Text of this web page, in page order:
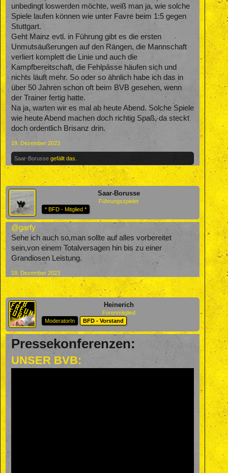
unbedingt loswerden möchte, weiß man ja, wie solche
Spiele laufen können wie unter Favre beim 1:5 gegen
Stuttgart.
Geht Mainz evtl. in Führung gibt es die ersten
Unmutsäußerungen auf den Rängen, die Mannschaft
verliert komplett die Linie und auch die
Kampfbereitschaft, die Fehlpässe häufen sich und
nichts läuft mehr. So oder so ähnlich habe ich das in
über 50 Jahren schon oft beim BVB gesehen, wenn
der Trainer fertig hatte.
Na ja, warten wir es mal ab heute Abend. Solche Spiele
wie heute Abend machen doch richtig Spaß, da steckt
doch ordentlich Brisanz drin.
19. Dezember 2023
Saar-Borusse gefällt das.
Saar-Borusse
Führungsspieler
* BFD - Mitglied *
@garfy
Sehe ich auch so,man sollte auf alles vorbereitet
sein,von einem Totalversagen hin bis zu einer
Grandiosen Leistung.
19. Dezember 2023
Heinerich
Forenmitglied
ModeratorIn
BFD - Vorstand
Pressekonferenzen:
UNSER BVB: